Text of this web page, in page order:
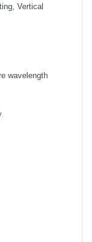
Vertical
wavelength